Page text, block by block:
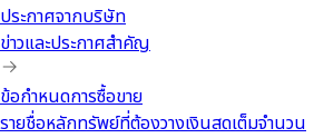
ประกาศจากบริษัท
ข่าวและประกาศสำคัญ
ข้อกำหนดการซื้อขาย
รายชื่อหลักทรัพย์ที่ต้องวางเงินสดเต็มจำนวน